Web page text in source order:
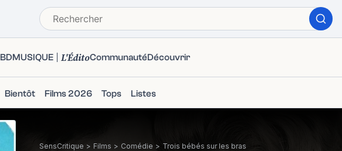
BDMUSIQUE L'ÉditoCommunautéDécouvrir
Bientôt Films 2026 Tops Listes
SensCritique > Films > Comédie > Trois bébés sur les bras